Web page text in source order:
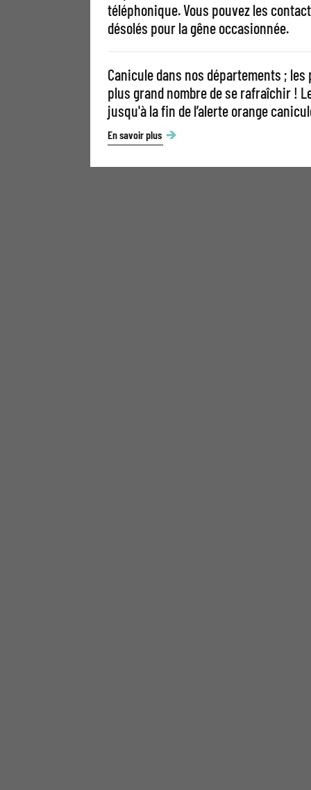
téléphonique. Vous pouvez les
désolés pour la gêne occasionnée.
Canicule dans nos départements ;
plus grand nombre de se rafraîchir !
jusqu'à la fin de l’alerte orange
En savoir plus